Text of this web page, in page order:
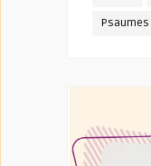
Psaumes